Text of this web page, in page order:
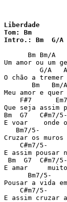
Liberdade
Tom: Bm
Intro.: Bm  G/A
Bm Bm/A
Um amor ou um
G/A
O chão a
Bm   Bm/
Meu amor e quer
F#7
Que seja assim
Bm  G7
E voar    onde
   Bm7/5-
Cruzar os muros
C#m7/5-
E assim
Bm  G7
E amar
      Bm7/5-
Pousar a vida
C#m7/5-
E assim